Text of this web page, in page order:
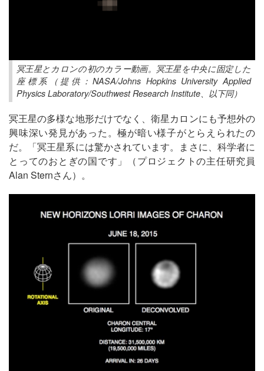
冥王星とカロンの初のカラー動画。冥王星を中央に固定した
座標系（提供：NASA/Johns Hopkins University Applied
Physics Laboratory/Southwest Research Institute、以下同）
冥王星の多様な地形だけでなく、衛星カロンにも予想外の
興味深い発見があった。極が暗い様子がとらえられたの
だ。「冥王星系には驚かされています。まさに、科学者に
とってのおとぎの国です」（プロジェクトの主任研究員
Alan Sternさん）。